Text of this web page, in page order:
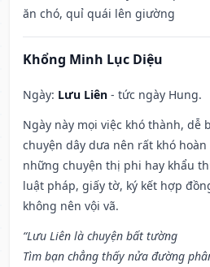
ăn chó, quỉ quái lên giường
Khổng Minh Lục Diệu
Ngày: Lưu Liên - tức ngày Hung.
Ngày này mọi việc khó thành, dễ
chuyện dây dưa nên rất khó
những chuyện thị phi hay khẩu
luật pháp, giấy tờ, ký kết hợp
không nên vội vã.
“Lưu Liên là chuyện bất tường
Tìm bạn chẳng thấy nửa đường